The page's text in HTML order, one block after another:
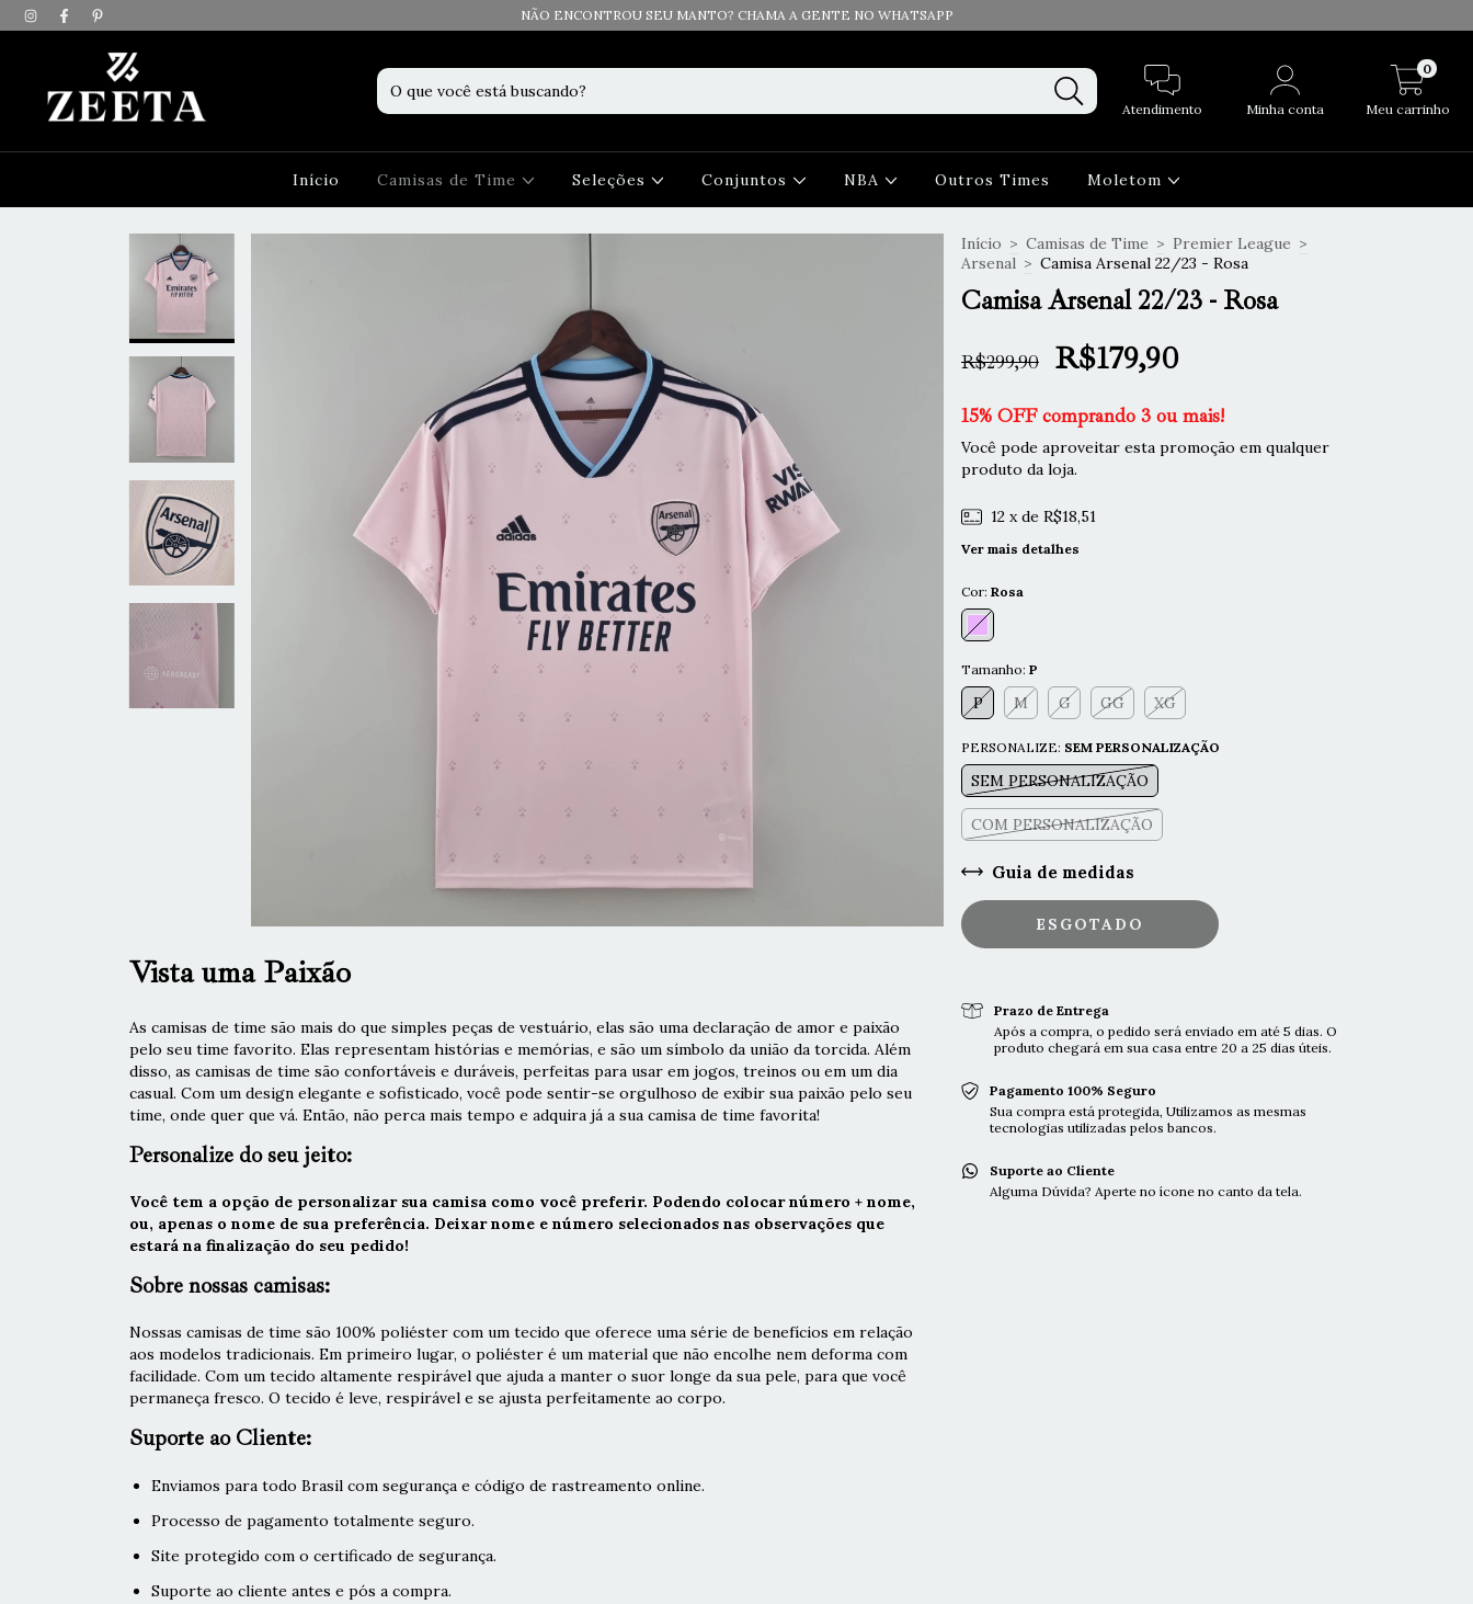
NÃO ENCONTROU SEU MANTO? CHAMA A GENTE NO WHATSAPP
Atendimento Minha conta Meu carrinho
0
Início Camisas de Time Seleções Conjuntos NBA Outros Times Moletom
Vista uma Paixão
As camisas de time são mais do que simples peças de vestuário, elas são uma declaração de amor e paixão
pelo seu time favorito. Elas representam histórias e memórias, e são um símbolo da união da torcida. Além
disso, as camisas de time são confortáveis e duráveis, perfeitas para usar em jogos, treinos ou em um dia
casual. Com um design elegante e sofisticado, você pode sentir-se orgulhoso de exibir sua paixão pelo seu
time, onde quer que vá. Então, não perca mais tempo e adquira já a sua camisa de time favorita!
Personalize do seu jeito:
Você tem a opção de personalizar sua camisa como você preferir. Podendo colocar número + nome,
ou, apenas o nome de sua preferência. Deixar nome e número selecionados nas observações que
estará na finalização do seu pedido!
Sobre nossas camisas:
Nossas camisas de time são 100% poliéster com um tecido que oferece uma série de benefícios em relação
aos modelos tradicionais. Em primeiro lugar, o poliéster é um material que não encolhe nem deforma com
facilidade. Com um tecido altamente respirável que ajuda a manter o suor longe da sua pele, para que você
permaneça fresco. O tecido é leve, respirável e se ajusta perfeitamente ao corpo.
Suporte ao Cliente:
Enviamos para todo Brasil com segurança e código de rastreamento online.
Processo de pagamento totalmente seguro.
Site protegido com o certificado de segurança.
Suporte ao cliente antes e pós a compra.
Início > Camisas de Time > Premier League >
Arsenal > Camisa Arsenal 22/23 - Rosa
Camisa Arsenal 22/23 - Rosa
R$299,90 R$179,90
15% OFF comprando 3 ou mais!
Você pode aproveitar esta promoção em qualquer
produto da loja.
12 x de R$18,51
Ver mais detalhes
Cor: Rosa
Tamanho: P
P M G GG XG
PERSONALIZE: SEM PERSONALIZAÇÃO
SEM PERSONALIZAÇÃO
COM PERSONALIZAÇÃO
Guia de medidas
Prazo de Entrega
Após a compra, o pedido será enviado em até 5 dias. O
produto chegará em sua casa entre 20 a 25 dias úteis.
Pagamento 100% Seguro
Sua compra está protegida, Utilizamos as mesmas
tecnologias utilizadas pelos bancos.
Suporte ao Cliente
Alguma Dúvida? Aperte no ícone no canto da tela.